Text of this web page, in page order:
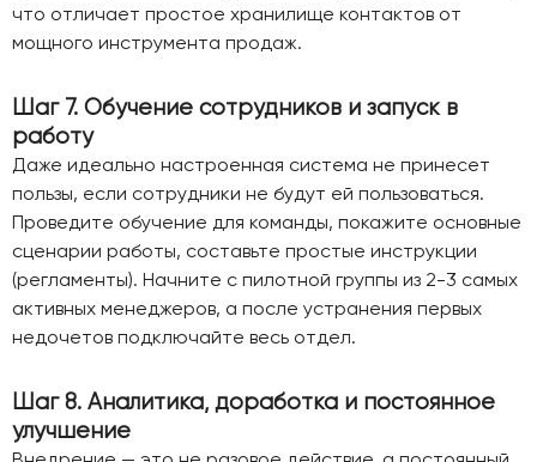
что отличает простое хранилище контактов от
мощного инструмента продаж.
Шаг 7. Обучение сотрудников и запуск в
работу
Даже идеально настроенная система не принесет
пользы, если сотрудники не будут ей пользоваться.
Проведите обучение для команды, покажите основные
сценарии работы, составьте простые инструкции
(регламенты). Начните с пилотной группы из 2-3 самых
активных менеджеров, а после устранения первых
недочетов подключайте весь отдел.
Шаг 8. Аналитика, доработка и постоянное
улучшение